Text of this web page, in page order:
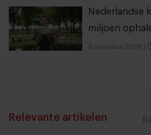
Nederlandse
miljoen
6 augustus 2026
Relevante artikelen